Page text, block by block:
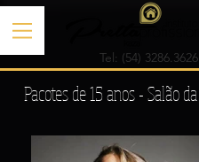
Tel: (54) 3286.3626
Pacotes de 15 anos - Salão